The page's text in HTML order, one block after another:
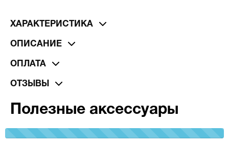
ХАРАКТЕРИСТИКА
ОПИСАНИЕ
ОПЛАТА
ОТЗЫВЫ
Полезные аксессуары
100%